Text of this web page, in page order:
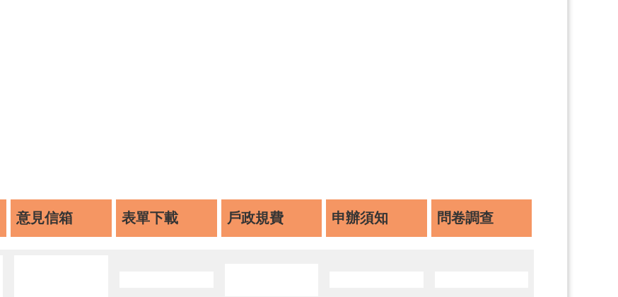
意見信箱 表單下載 戶政規費 申辦須知 問卷調查